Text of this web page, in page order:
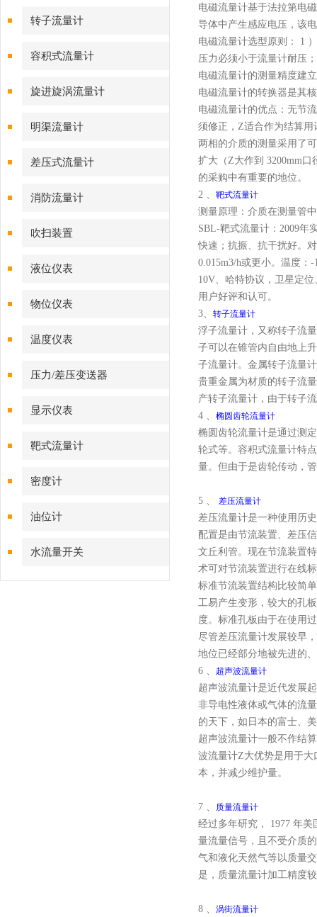
转子流量计
容积式流量计
旋进旋涡流量计
明渠流量计
差压式流量计
消防流量计
吹扫装置
液位仪表
物位仪表
温度仪表
压力/差压变送器
显示仪表
靶式流量计
密度计
油位计
水流量开关
电磁流量计基于法拉第电
导体中产生感应电压，该
电磁流量计选型原则： 1
压力必须小于流量计耐压
电磁流量计的测量精度建
电磁流量计的转换器是其
电磁流量计的优点：无节
须修正，Z适合作为结算
两相的介质的测量采用了
扩大（Z大作到 3200mm
的采购中有重要的地位。
2 、 靶式流量计
测量原理：介质在测量管
SBL-靶式流量计：2009年
快速；抗振、抗干扰好。
0.015m3/h或更小。温度
10V、哈特协议，卫星定
用户好评和认可。
3、 转子流量计
浮子流量计，又称转子流
子可以在锥管内自由地上
子流量计。金属转子流量
贵重金属为材质的转子流
产转子流量计，由于转
4 、 椭圆齿轮流量计
椭圆齿轮流量计是通过测
轮式等。容积式流量计特
量。但由于是齿轮传动，
5 、 差压流量计
差压流量计是一种使用历
配置是由节流装置、差压
文丘利管。现在节流装置
术可对节流装置进行在线
标准节流装置结构比较简
工易产生变形，较大的孔
度。标准孔板由于在使用
尽管差压流量计发展较早
地位已经部分地被先进的
6 、
超声波流量计
超声波流量计是近代发展
非导电性液体或气体的流
的天下，如日本的富士、
超声波流量计一般不作结
波流量计Z大优势是用于
本，并减少维护量。
7 、 质量流量计
经过多年研究， 1977 年
量流量信号，且不受介质
气和液化天然气等以质量
是，质量流量计加工精度
8 、 涡街流量计